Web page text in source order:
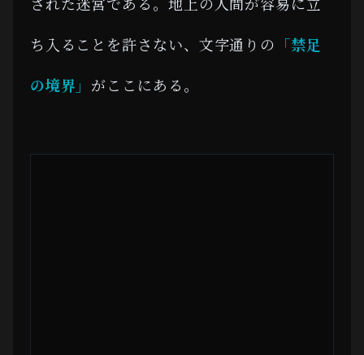
ち入ることを許さない、文字通りの 「禁足
の境界」 がここにある。